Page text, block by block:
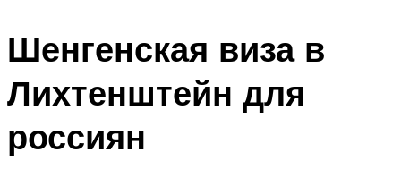
Шенгенская виза в
Лихтенштейн для
россиян